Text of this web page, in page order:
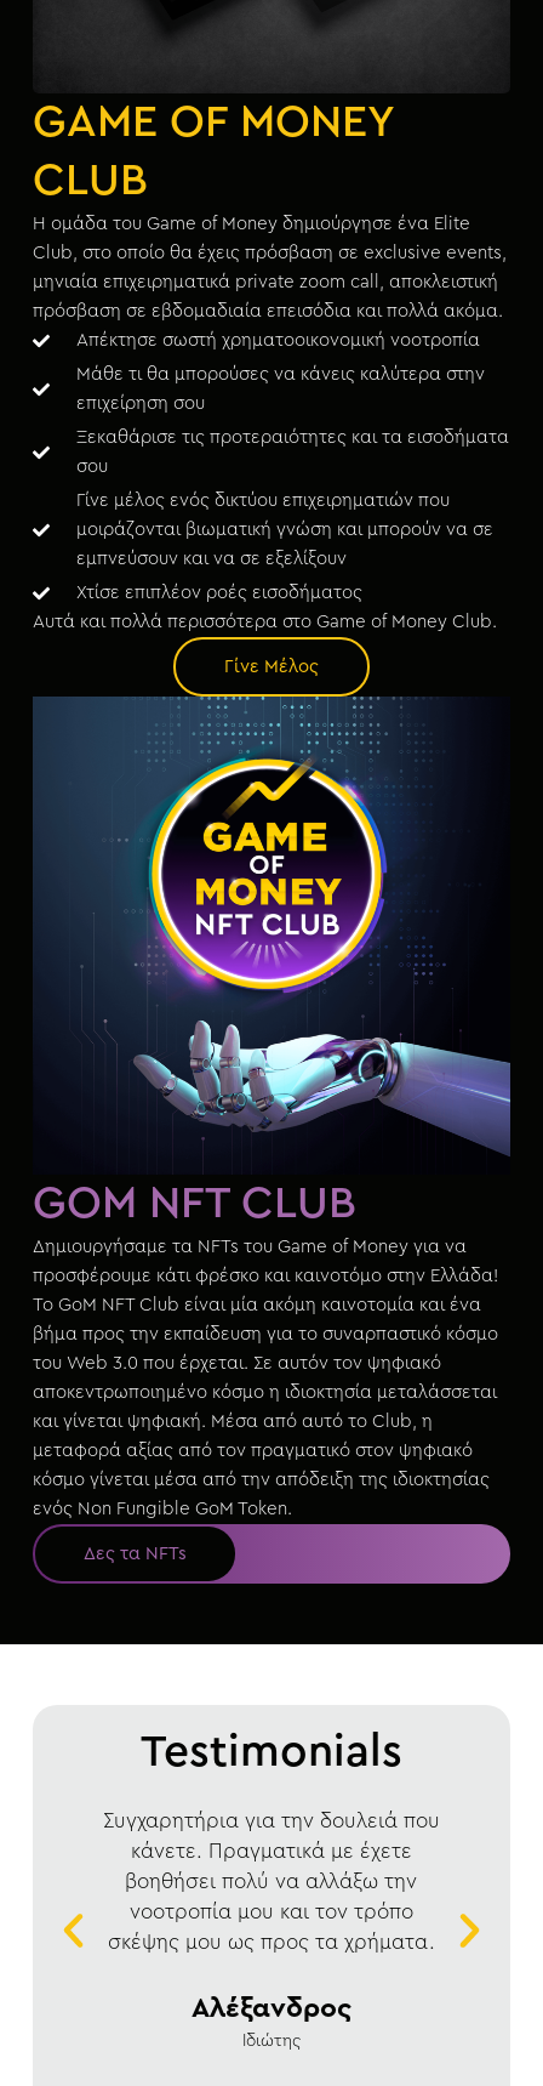
GAME OF MONEY
CLUB
Η ομάδα του Game of Money δημιούργησε ένα Elite
Club, στο οποίο θα έχεις πρόσβαση σε exclusive events,
μηνιαία επιχειρηματικά private zoom call, αποκλειστική
πρόσβαση σε εβδομαδιαία επεισόδια και πολλά ακόμα.
Απέκτησε σωστή χρηματοοικονομική νοοτροπία
Μάθε τι θα μπορούσες να κάνεις καλύτερα στην
επιχείρηση σου
Ξεκαθάρισε τις προτεραιότητες και τα εισοδήματα
σου
Γίνε μέλος ενός δικτύου επιχειρηματιών που
μοιράζονται βιωματική γνώση και μπορούν να σε
εμπνεύσουν και να σε εξελίξουν
Χτίσε επιπλέον ροές εισοδήματος
Αυτά και πολλά περισσότερα στο Game of Money Club.
Γίνε Μέλος
GOM NFT CLUB
Δημιουργήσαμε τα NFTs του Game of Money για να
προσφέρουμε κάτι φρέσκο και καινοτόμο στην Ελλάδα!
Το GoM NFT Club είναι μία ακόμη καινοτομία και ένα
βήμα προς την εκπαίδευση για το συναρπαστικό κόσμο
του Web 3.0 που έρχεται. Σε αυτόν τον ψηφιακό
αποκεντρωποιημένο κόσμο η ιδιοκτησία μεταλάσσεται
και γίνεται ψηφιακή. Μέσα από αυτό το Club, η
μεταφορά αξίας από τον πραγματικό στον ψηφιακό
κόσμο γίνεται μέσα από την απόδειξη της ιδιοκτησίας
ενός Non Fungible GoM Token.
Δες τα NFTs
Testimonials
Συγχαρητήρια για την δουλειά που
κάνετε. Πραγματικά με έχετε
βοηθήσει πολύ να αλλάξω την
νοοτροπία μου και τον τρόπο
σκέψης μου ως προς τα χρήματα.
Αλέξανδρος
Ιδιώτης